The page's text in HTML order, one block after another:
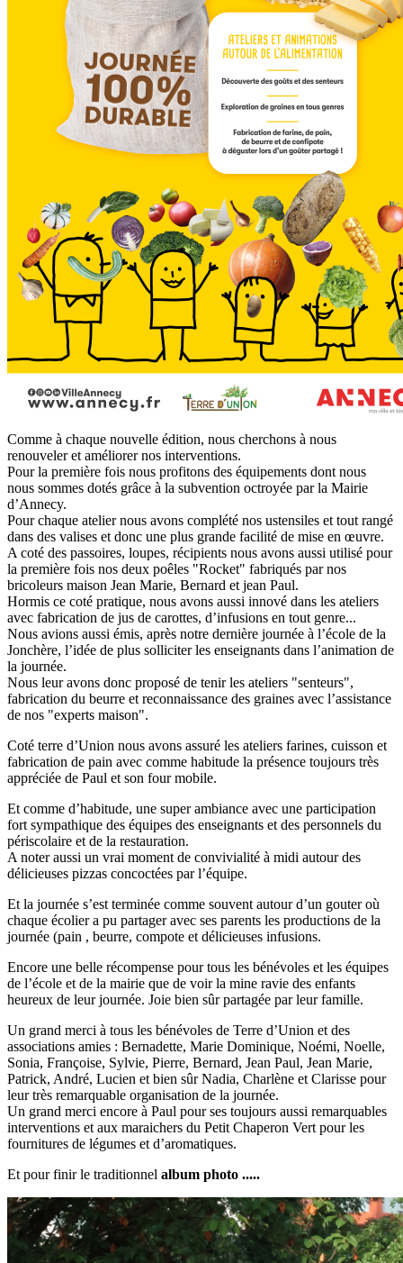
Comme à chaque nouvelle édition, nous cherchons à nous
renouveler et améliorer nos interventions.
Pour la première fois nous profitons des équipements dont nous
nous sommes dotés grâce à la subvention octroyée par la Mairie
d’Annecy.
Pour chaque atelier nous avons complété nos ustensiles et tout rangé
dans des valises et donc une plus grande facilité de mise en œuvre.
A coté des passoires, loupes, récipients nous avons aussi utilisé pour
la première fois nos deux poêles "Rocket" fabriqués par nos
bricoleurs maison Jean Marie, Bernard et jean Paul.
Hormis ce coté pratique, nous avons aussi innové dans les ateliers
avec fabrication de jus de carottes, d’infusions en tout genre...
Nous avions aussi émis, après notre dernière journée à l’école de la
Jonchère, l’idée de plus solliciter les enseignants dans l’animation de
la journée.
Nous leur avons donc proposé de tenir les ateliers "senteurs",
fabrication du beurre et reconnaissance des graines avec l’assistance
de nos "experts maison".
Coté terre d’Union nous avons assuré les ateliers farines, cuisson et
fabrication de pain avec comme habitude la présence toujours très
appréciée de Paul et son four mobile.
Et comme d’habitude, une super ambiance avec une participation
fort sympathique des équipes des enseignants et des personnels du
périscolaire et de la restauration.
A noter aussi un vrai moment de convivialité à midi autour des
délicieuses pizzas concoctées par l’équipe.
Et la journée s’est terminée comme souvent autour d’un gouter où
chaque écolier a pu partager avec ses parents les productions de la
journée (pain , beurre, compote et délicieuses infusions.
Encore une belle récompense pour tous les bénévoles et les équipes
de l’école et de la mairie que de voir la mine ravie des enfants
heureux de leur journée. Joie bien sûr partagée par leur famille.
Un grand merci à tous les bénévoles de Terre d’Union et des
associations amies : Bernadette, Marie Dominique, Noémi, Noelle,
Sonia, Françoise, Sylvie, Pierre, Bernard, Jean Paul, Jean Marie,
Patrick, André, Lucien et bien sûr Nadia, Charlène et Clarisse pour
leur très remarquable organisation de la journée.
Un grand merci encore à Paul pour ses toujours aussi remarquables
interventions et aux maraichers du Petit Chaperon Vert pour les
fournitures de légumes et d’aromatiques.
Et pour finir le traditionnel album photo .....